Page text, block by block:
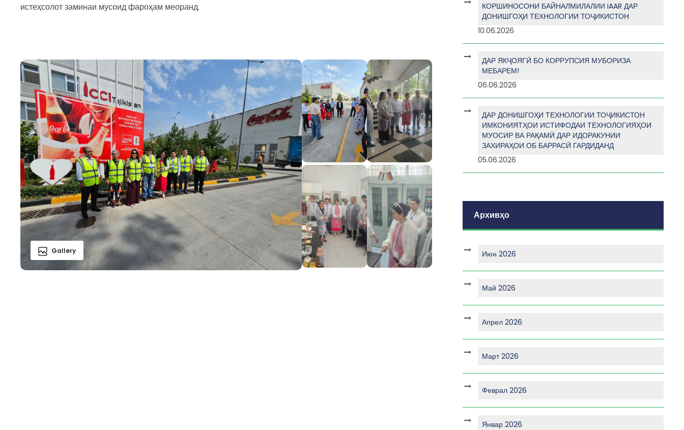
истеҳсолот заминаи мусоид фароҳам меоранд.
Gallery
КОРШИНОСОНИ БАЙНАЛМИЛАЛИИ IAAR ДАР
ДОНИШГОҲИ ТЕХНОЛОГИИ ТОҶИКИСТОН
10.06.2026
ДАР ЯКҶОЯГӢ БО КОРРУПСИЯ МУБОРИЗА
МЕБАРЕМ!
06.06.2026
ДАР ДОНИШГОҲИ ТЕХНОЛОГИИ ТОҶИКИСТОН
ИМКОНИЯТҲОИ ИСТИФОДАИ ТЕХНОЛОГИЯҲОИ
МУОСИР ВА РАҚАМӢ ДАР ИДОРАКУНИИ
ЗАХИРАҲОИ ОБ БАРРАСӢ ГАРДИДАНД
05.06.2026
Архивҳо
Июн 2026
Май 2026
Апрел 2026
Март 2026
Феврал 2026
Январ 2026